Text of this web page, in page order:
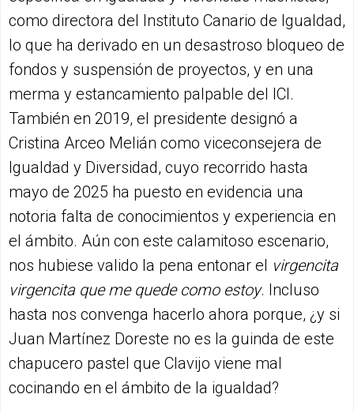
como directora del Instituto Canario de Igualdad,
lo que ha derivado en un desastroso bloqueo de
fondos y suspensión de proyectos, y en una
merma y estancamiento palpable del ICI.
También en 2019, el presidente designó a
Cristina Arceo Melián como viceconsejera de
Igualdad y Diversidad, cuyo recorrido hasta
mayo de 2025 ha puesto en evidencia una
notoria falta de conocimientos y experiencia en
el ámbito. Aún con este calamitoso escenario,
nos hubiese valido la pena entonar el virgencita
virgencita que me quede como estoy. Incluso
hasta nos convenga hacerlo ahora porque, ¿y si
Juan Martínez Doreste no es la guinda de este
chapucero pastel que Clavijo viene mal
cocinando en el ámbito de la igualdad?